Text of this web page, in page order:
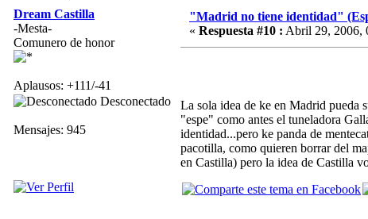
Dream Castilla
-Mesta-
Comunero de honor
Aplausos: +111/-41
Desconectado
Mensajes: 945
"Madrid no tiene identidad"
« Respuesta #10 : Abril 29, 2006,
La sola idea de ke en Madrid pueda
"espe" como antes el tuneladora
identidad...pero ke panda de
pacotilla, como quieren borrar del
en Castilla) pero la idea de Castilla